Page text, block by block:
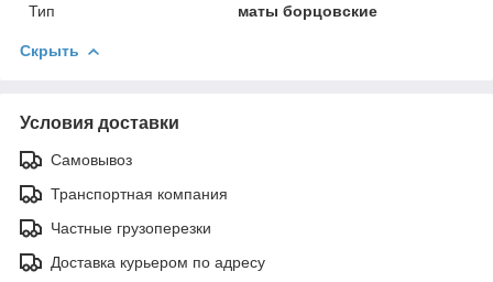
Тип
маты борцовские
Скрыть
Условия доставки
Самовывоз
Транспортная компания
Частные грузоперезки
Доставка курьером по адресу